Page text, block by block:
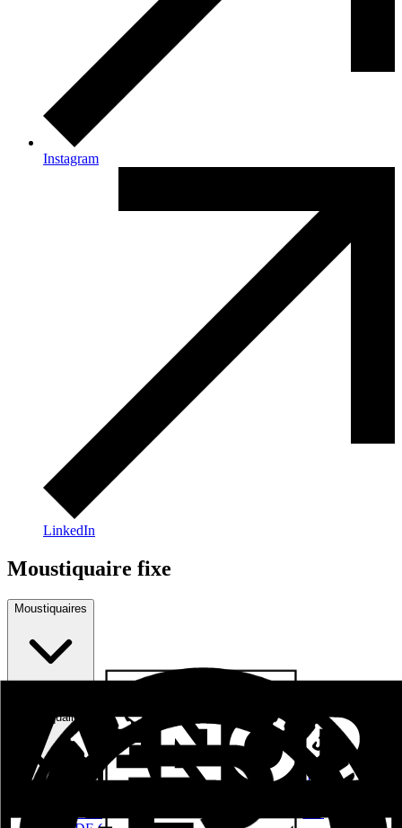
Instagram
LinkedIn
Moustiquaire fixe
Moustiquaires
Séries Frappe
Séries Coulissant et coulissant à lèvage
Série serie frappe RPT gorge européenne
Série Frappe RPT Gorge 16mm
Séries COULISSANT ET COULISSANT À LÈVAGE
Moustiquaire fixe